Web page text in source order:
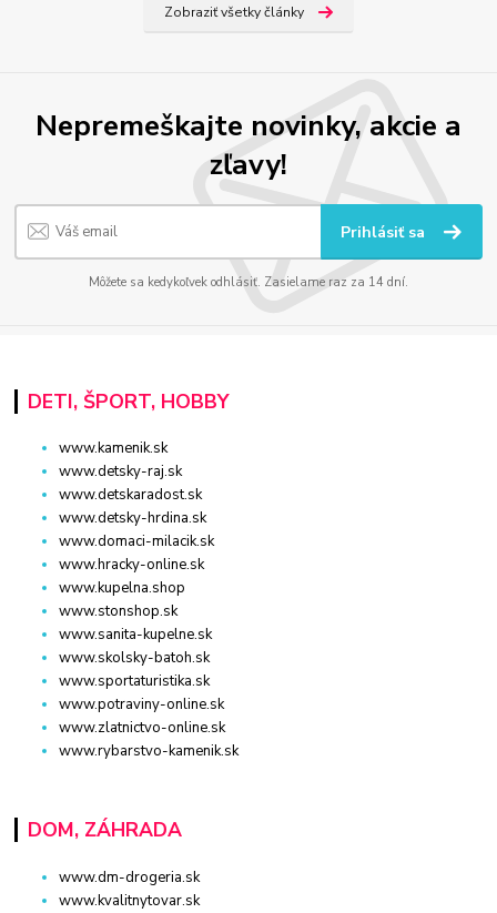
Zobraziť všetky články
Nepremeškajte novinky, akcie a
zľavy!
Prihlásiť sa
Môžete sa kedykoľvek odhlásiť. Zasielame raz za 14 dní.
DETI, ŠPORT, HOBBY
www.kamenik.sk
www.detsky-raj.sk
www.detskaradost.sk
www.detsky-hrdina.sk
www.domaci-milacik.sk
www.hracky-online.sk
www.kupelna.shop
www.stonshop.sk
www.sanita-kupelne.sk
www.skolsky-batoh.sk
www.sportaturistika.sk
www.potraviny-online.sk
www.zlatnictvo-online.sk
www.rybarstvo-kamenik.sk
DOM, ZÁHRADA
www.dm-drogeria.sk
www.kvalitnytovar.sk